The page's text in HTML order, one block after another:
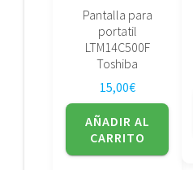
Pantalla para
portatil
LTM14C500F
Toshiba
15,00€
AÑADIR AL
CARRITO